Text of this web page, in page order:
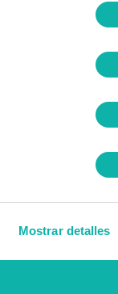
Mostrar detalles